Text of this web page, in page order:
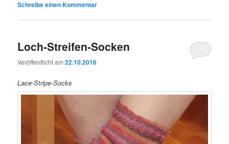
Schreibe einen Kommentar
Loch-Streifen-Socken
Veröffentlicht am22.10.2016
Lace-Stripe-Socks